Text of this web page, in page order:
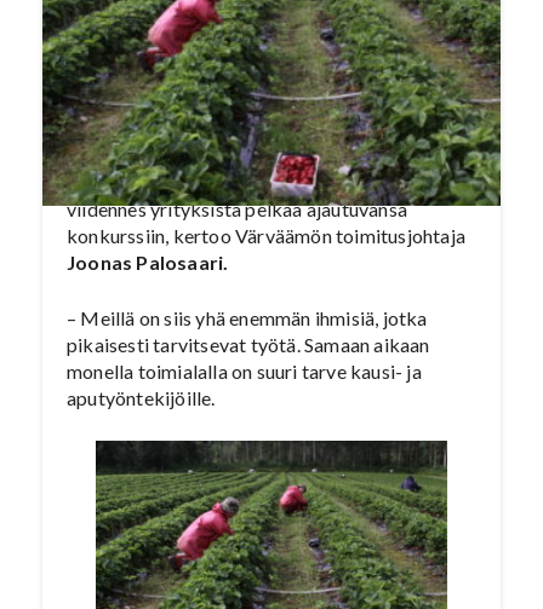
esimerkiksi marjatiloilta sekä toimialoilta,
joissa on mahdollista työskennellä myös ilman
aikaisempaa työkokemusta.
– Tällä hetkellä yli 300 000 suomalaista on YT-
neuvottelujen piirissä, monia on lomautettu ja
Elinkeinoelämän Keskusliiton mukaan jopa
viidennes yrityksistä pelkää ajautuvansa
konkurssiin, kertoo Värväämön toimitusjohtaja
Joonas Palosaari.
– Meillä on siis yhä enemmän ihmisiä, jotka
pikaisesti tarvitsevat työtä. Samaan aikaan
monella toimialalla on suuri tarve kausi- ja
aputyöntekijöille.